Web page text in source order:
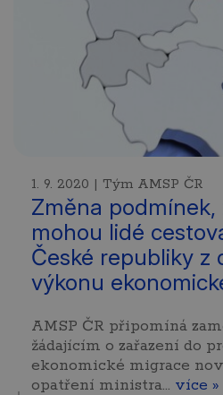
1. 9. 2020 | Tým AMSP ČR
Změna podmínek,
mohou lidé
České republiky z
výkonu
AMSP ČR připomíná
žádajícím o zařazení do
ekonomické migrace
opatření ministra… více »